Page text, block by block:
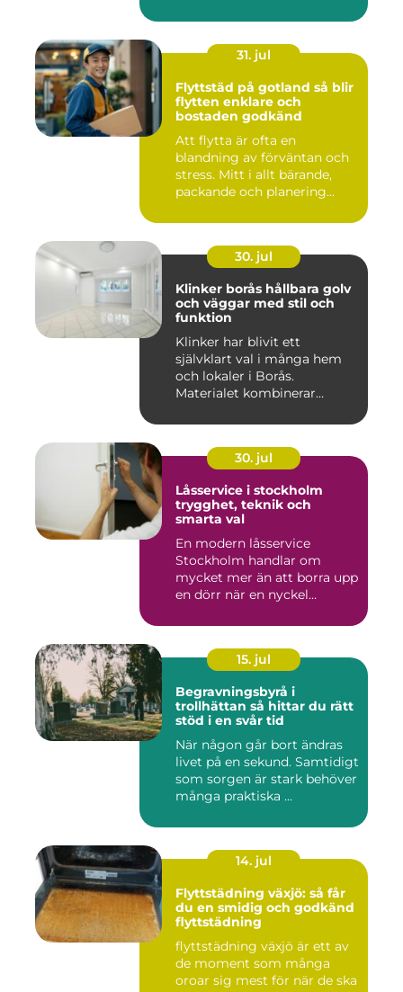
31. jul
Flyttstäd på gotland så blir
flytten enklare och
bostaden godkänd
Att flytta är ofta en
blandning av förväntan och
stress. Mitt i allt bärande,
packande och planering...
30. jul
Klinker borås hållbara golv
och väggar med stil och
funktion
Klinker har blivit ett
självklart val i många hem
och lokaler i Borås.
Materialet kombinerar
30. jul
Låsservice i stockholm
trygghet, teknik och
smarta val
En modern låsservice
Stockholm handlar om
mycket mer än att borra upp
en dörr när en nyckel
15. jul
Begravningsbyrå i
trollhättan så hittar du rätt
stöd i en svår tid
När någon går bort ändras
livet på en sekund. Samtidigt
som sorgen är stark behöver
många praktiska ...
14. jul
Flyttstädning växjö: så får
du en smidig och godkänd
flyttstädning
flyttstädning växjö är ett av
de moment som många
oroar sig mest för när de ska